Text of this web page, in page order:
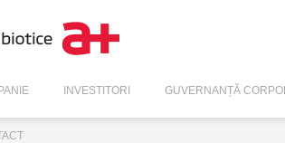
INVESTITORI GUVERNANȚĂ